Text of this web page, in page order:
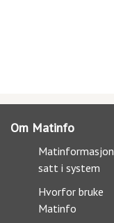
Om Matinfo
Matinformasjon
satt i system
Hvorfor bruke
Matinfo